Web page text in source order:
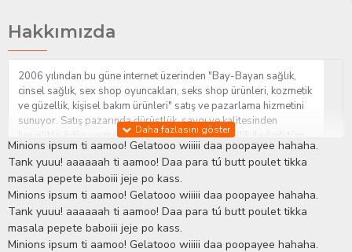
Hakkımızda
2006 yılından bu güne internet üzerinden "Bay-Bayan sağlık,
cinsel sağlık, sex shop oyuncakları, seks shop ürünleri, kozmetik
ve güzellik, kişisel bakım ürünleri" satış ve pazarlama hizmetini
sunuyor. Satış pazarında dürüstlük, saygı ve kalitesinden
kesinlikle ödün vermeden hizmet sağlık ve güzellik ile ilgili tüm
sorularınıza anında cevap verebilen Yetkin ve uzman kadrosu ile
ihtiyaçlarınızı en uygun fiyat ve taksit seçenekleriyle karşılıyor.
İstanbul beylikdüzü Erotik Shop sitemizde insan odaklı çalışma
stratejimiz ile müşterilerimizin yaşamlarında mutlu, sağlıklı ve
bakımlı olmaları için onlara sağlık ve güzellik danışmanlığı
sağlıyoruz.Sex ShopAlışveriş sitemiz Erotik Shop sektöründeki
gelişmeleri ve yenilikleri çok yakından takip etmesi, yaklaşık
Minions ipsum ti aamoo! Gelatooo wiiiii daa poopayee hahaha.
Tank yuuu! aaaaaah ti aamoo! Daa para tú butt poulet tikka
masala pepete baboiii jeje po kass.
Minions ipsum ti aamoo! Gelatooo wiiiii daa poopayee hahaha.
Tank yuuu! aaaaaah ti aamoo! Daa para tú butt poulet tikka
masala pepete baboiii jeje po kass.
Minions ipsum ti aamoo! Gelatooo wiiiii daa poopayee hahaha.